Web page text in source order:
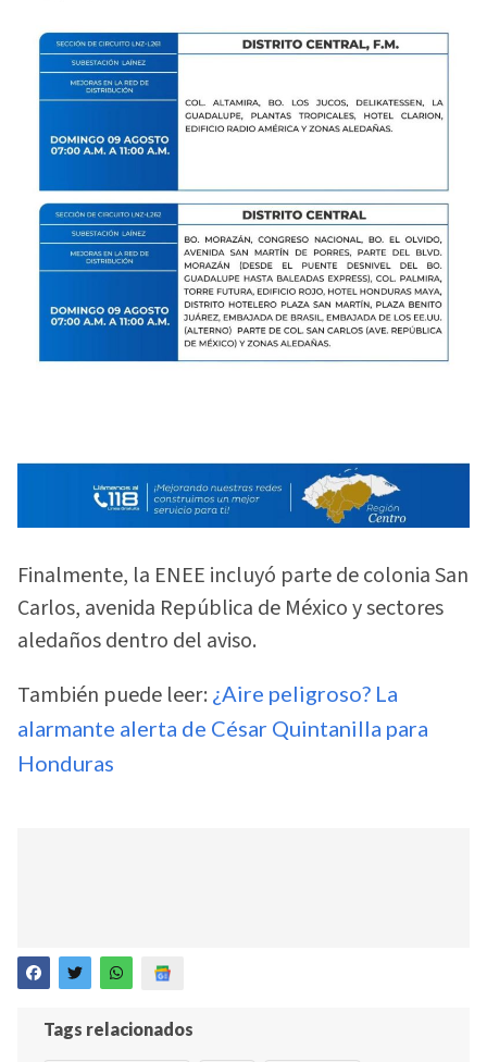
Finalmente, la ENEE incluyó parte de colonia San
Carlos, avenida República de México y sectores
aledaños dentro del aviso.
También puede leer: ¿Aire peligroso? La
alarmante alerta de César Quintanilla para
Honduras
Tags relacionados